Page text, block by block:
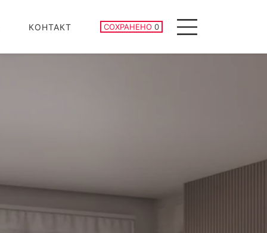
КОНТАКТ СОХРАНЕНО 0
СОХРАНЕННЫЕ ОБЪЕКТЫ
Menu